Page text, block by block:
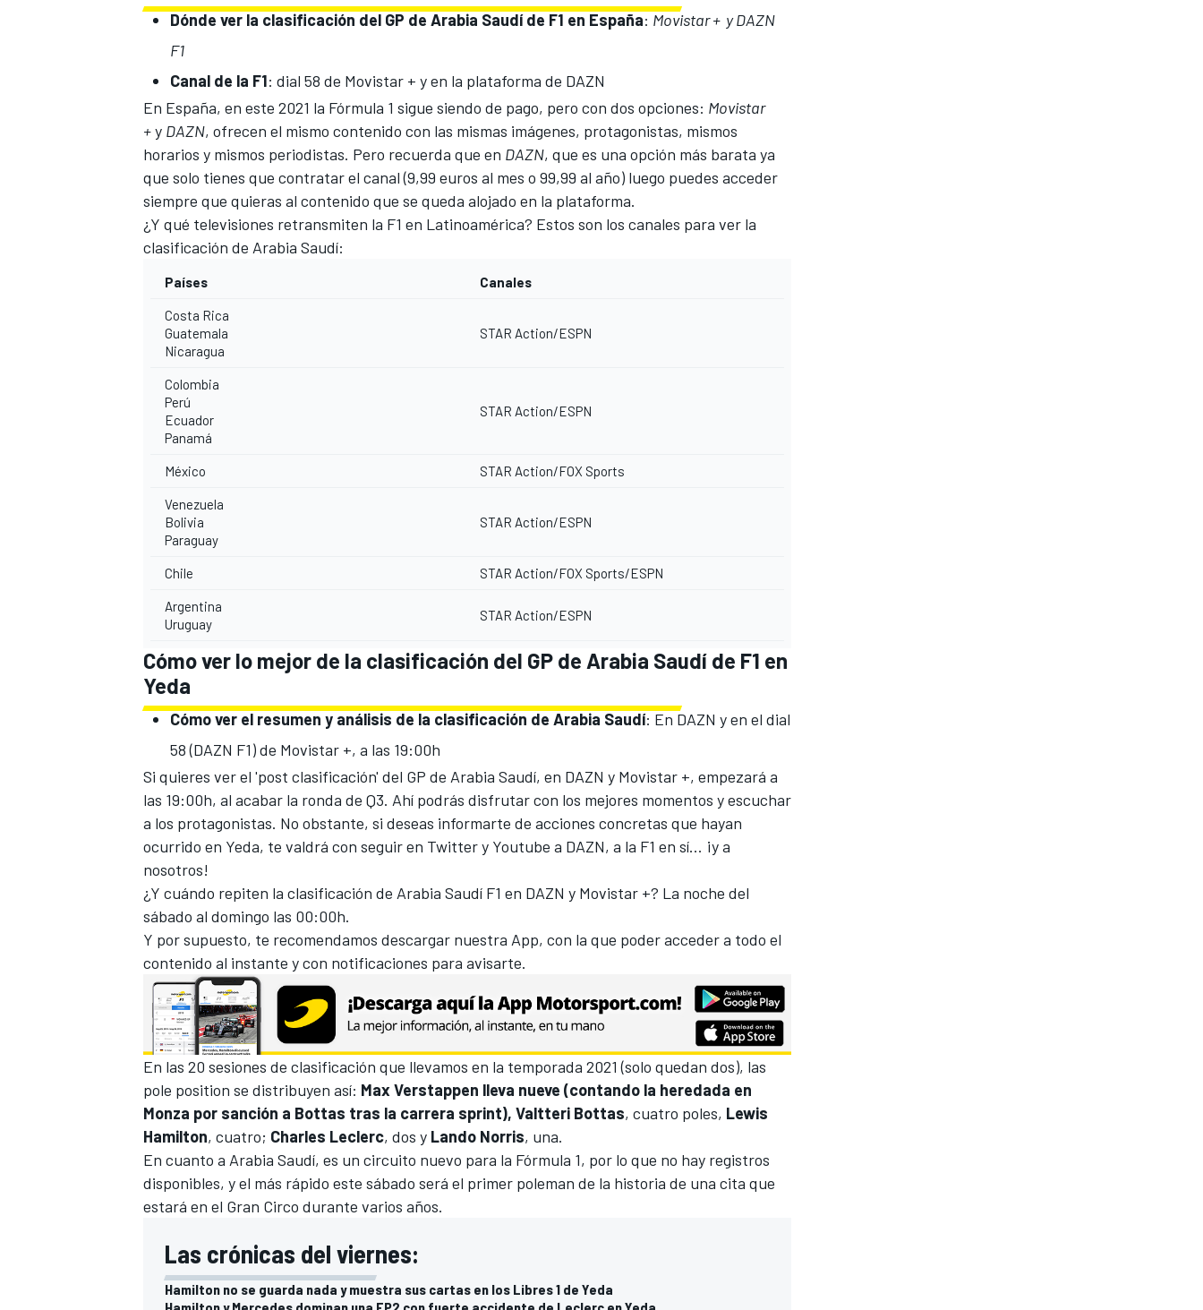
Dónde ver la clasificación del GP de Arabia Saudí de F1 en España: Movistar + y DAZN
F1
Canal de la F1: dial 58 de Movistar + y en la plataforma de DAZN
En España, en este 2021 la Fórmula 1 sigue siendo de pago, pero con dos opciones: Movistar
+y DAZN, ofrecen el mismo contenido con las mismas imágenes, protagonistas, mismos
horarios y mismos periodistas. Pero recuerda que en DAZN, que es una opción más barata ya
que solo tienes que contratar el canal (9,99 euros al mes o 99,99 al año) luego puedes acceder
siempre que quieras al contenido que se queda alojado en la plataforma.
¿Y qué televisiones retransmiten la F1 en Latinoamérica? Estos son los canales para ver la
clasificación de Arabia Saudí:
Países Canales
Costa Rica
Guatemala
Nicaragua
STAR Action/ESPN
Colombia
Perú
Ecuador
Panamá
STAR Action/ESPN
México STAR Action/FOX Sports
Venezuela
Bolivia
Paraguay
STAR Action/ESPN
Chile STAR Action/FOX Sports/ESPN
Argentina
Uruguay
STAR Action/ESPN
Cómo ver lo mejor de la clasificación del GP de Arabia Saudí de F1 en
Yeda
Cómo ver el resumen y análisis de la clasificación de Arabia Saudí: En DAZN y en el dial
58 (DAZN F1) de Movistar +, a las 19:00h
Si quieres ver el 'post clasificación' del GP de Arabia Saudí, en DAZN y Movistar +, empezará a
las 19:00h, al acabar la ronda de Q3. Ahí podrás disfrutar con los mejores momentos y escuchar
a los protagonistas. No obstante, si deseas informarte de acciones concretas que hayan
ocurrido en Yeda, te valdrá con seguir en Twittery Youtube a DAZN, a la F1 en sí... ¡y a
nosotros!
¿Y cuándo repiten la clasificación de Arabia Saudí F1 en DAZN y Movistar +? La noche del
sábado al domingo las 00:00h.
Y por supuesto, te recomendamos descargar nuestra App, con la que poder acceder a todo el
contenido al instante y con notificaciones para avisarte.
En las 20 sesiones de clasificación que llevamos en la temporada 2021 (solo quedan dos), las
pole position se distribuyen así: Max Verstappen lleva nueve (contando la heredada en
Monza por sanción a Bottas tras la carrera sprint), Valtteri Bottas, cuatro poles, Lewis
Hamilton, cuatro; Charles Leclerc, dos y Lando Norris, una.
En cuanto a Arabia Saudí, es un circuito nuevo para la Fórmula 1, por lo que no hay registros
disponibles, y el más rápido este sábado será el primer poleman de la historia de una cita que
estará en el Gran Circo durante varios años.
Las crónicas del viernes:
Hamilton no se guarda nada y muestra sus cartas en los Libres 1 de Yeda